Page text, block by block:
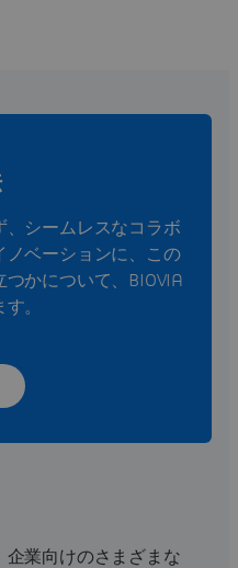
、シームレスなコラボ
ノベーションに、この
かについて、BIOVIA
。
企業向けのさまざまな